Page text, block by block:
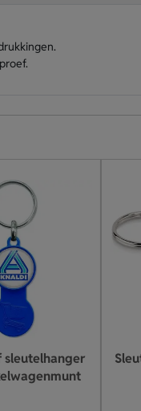
sleutelhanger